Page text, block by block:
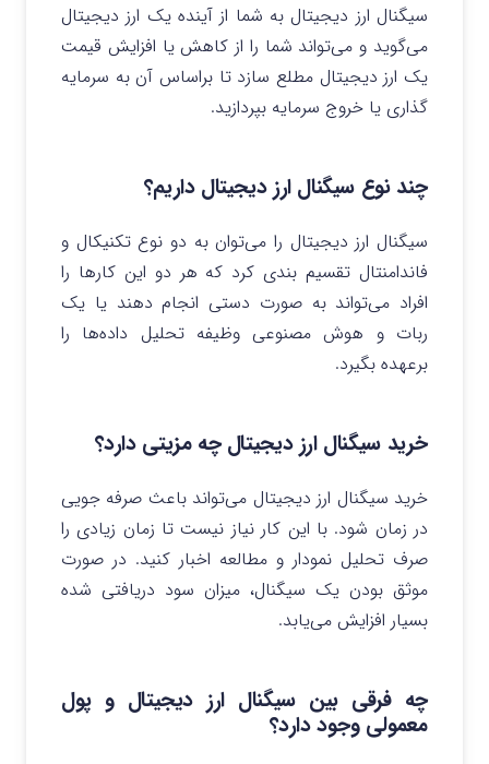
سیگنال ارز دیجیتال به شما از آینده یک ارز دیجیتال
می‌گوید و می‌تواند شما را از کاهش یا افزایش قیمت
یک ارز دیجیتال مطلع سازد تا براساس آن به سرمایه
گذاری یا خروج سرمایه بپردازید.
چند نوع سیگنال ارز دیجیتال داریم؟
سیگنال ارز دیجیتال را می‌توان به دو نوع تکنیکال و
فاندامنتال تقسیم بندی کرد که هر دو این کارها را
افراد می‌تواند به صورت دستی انجام دهند یا یک
ربات و هوش مصنوعی وظیفه تحلیل داده‌ها را
برعهده بگیرد.
خرید سیگنال ارز دیجیتال چه مزیتی دارد؟
خرید سیگنال ارز دیجیتال می‌تواند باعث صرفه جویی
در زمان شود. با این کار نیاز نیست تا زمان زیادی را
صرف تحلیل نمودار و مطالعه اخبار کنید. در صورت
موثق بودن یک سیگنال، میزان سود دریافتی شده
بسیار افزایش می‌یابد.
چه فرقی بین سیگنال ارز دیجیتال و پول
معمولی وجود دارد؟